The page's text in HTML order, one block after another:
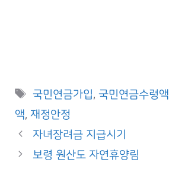
Tags
국민연금가입,국민연금수령액
액, 재정안정
자녀장려금 지급시기
보령 원산도 자연휴양림